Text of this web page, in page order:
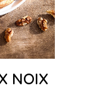
NOIX